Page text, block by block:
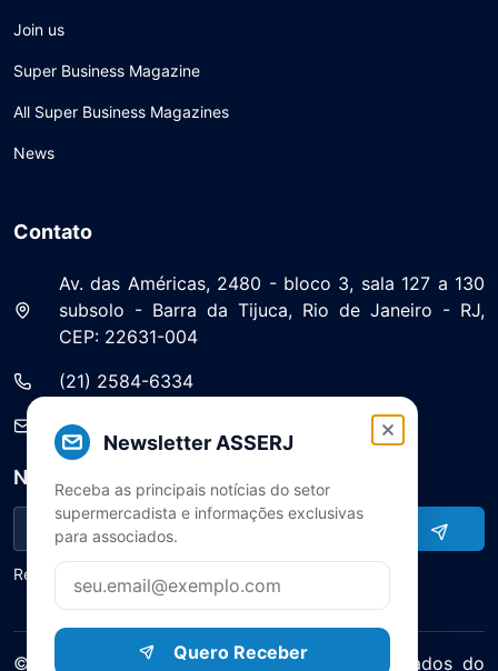
Newsletter ASSERJ
Receba as principais notícias do setor
supermercadista e informações exclusivas
para associados.
Quero Receber
Join us
Super Business Magazine
All Super Business Magazines
News
Contato
Av. das Américas, 2480 - bloco 3, sala 127 a 130
subsolo - Barra da Tijuca, Rio de Janeiro - RJ,
CEP: 22631-004
(21) 2584-6334
saa@asserj.com.br
Newsletter
Receba notícias e atualizações do setor
© 2025 ASERJ – Associação de Supermercados do